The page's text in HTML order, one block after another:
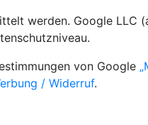
werden. Google
von Google
/ Widerruf.